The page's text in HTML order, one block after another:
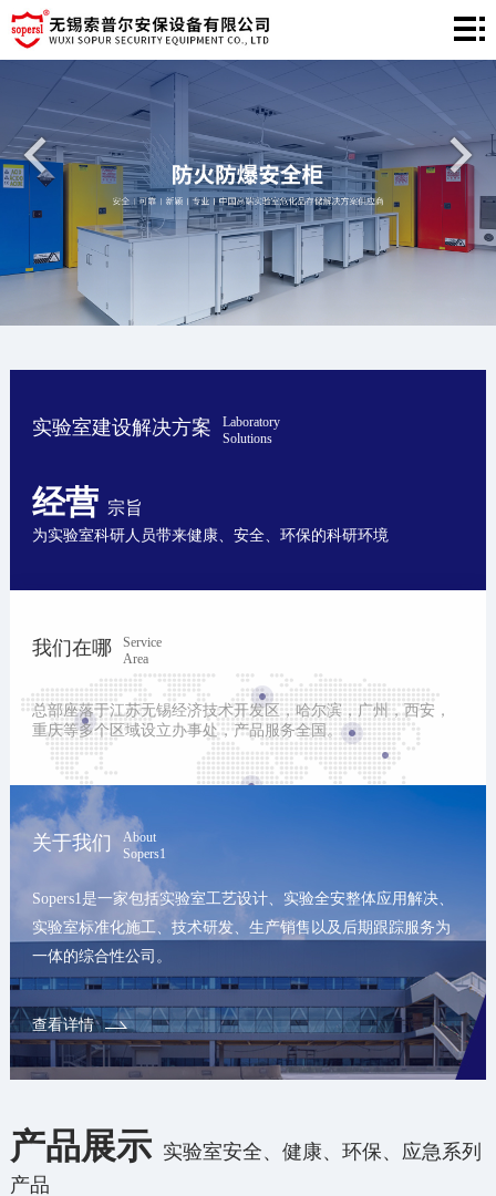
网
页
中
程
例
新
中
心
于
我
联
系
实验室建设解决方案
Laboratory
Solutions
经营宗旨
为实验室科研人员带来健康、安全、环保的科研环境
我们在哪
Service
Area
总部座落于江苏无锡经济技术开发区，哈尔滨，广州，西安，
重庆等多个区域设立办事处，产品服务全国。
关于我们
About
Sopers1
Sopers1是一家包括实验室工艺设计、实验全安整体应用解决、
实验室标准化施工、技术研发、生产销售以及后期跟踪服务为
一体的综合性公司。
查看详情
产品展示实验室安全、健康、环保、应急系列
产品